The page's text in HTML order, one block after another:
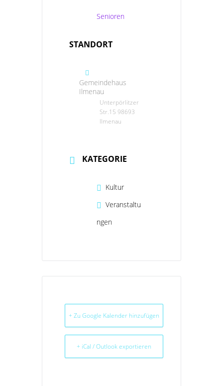
Senioren
STANDORT
Gemeindehaus
Ilmenau
Unterpörlitzer
Str.15 98693
Ilmenau
KATEGORIE
Kultur
Veranstaltu
ngen
+ Zu Google Kalender hinzufügen
+ iCal / Outlook exportieren